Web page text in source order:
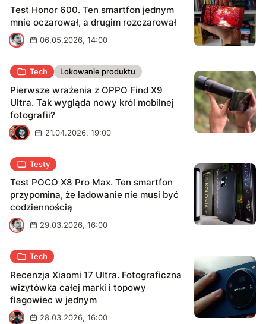
Test Honor 600. Ten smartfon jednym
mnie oczarował, a drugim rozczarował
M
06.05.2026, 14:00
Tech Lokowanie produktu
Pierwsze wrażenia z OPPO Find X9
Ultra. Tak wygląda nowy król mobilnej
fotografii?
KK 21.04.2026, 19:00
Testy
Test POCO X8 Pro Max. Ten smartfon
przypomina, że ładowanie nie musi być
codziennością
M
29.03.2026, 16:00
Tech
Recenzja Xiaomi 17 Ultra. Fotograficzna
wizytówka całej marki i topowy
flagowiec w jednym
K
28.03.2026, 16:00